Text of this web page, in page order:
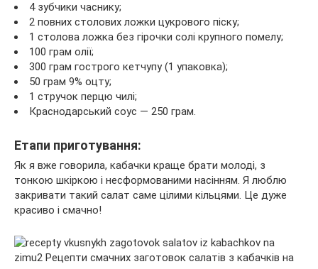
4 зубчики часнику;
2 повних столових ложки цукрового піску;
1 столова ложка без гірочки солі крупного помелу;
100 грам олії;
300 грам гострого кетчупу (1 упаковка);
50 грам 9% оцту;
1 стручок перцю чилі;
Краснодарський соус — 250 грам.
Етапи приготування:
Як я вже говорила, кабачки краще брати молоді, з
тонкою шкіркою і несформованими насінням. Я люблю
закривати такий салат саме цілими кільцями. Це дуже
красиво і смачно!